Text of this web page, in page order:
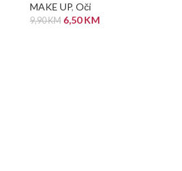
MAKE UP, Oči
9,90KM 6,50KM